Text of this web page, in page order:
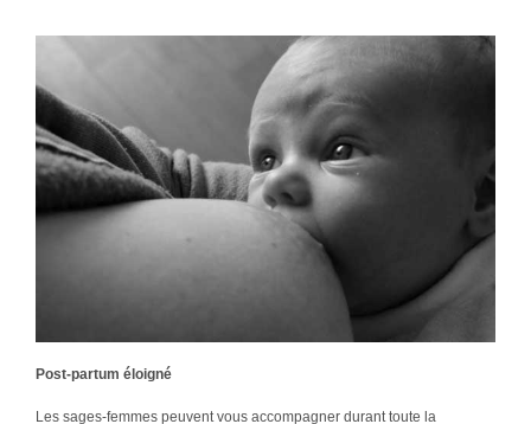
Post-partum éloigné
Les sages-femmes peuvent vous accompagner durant toute la